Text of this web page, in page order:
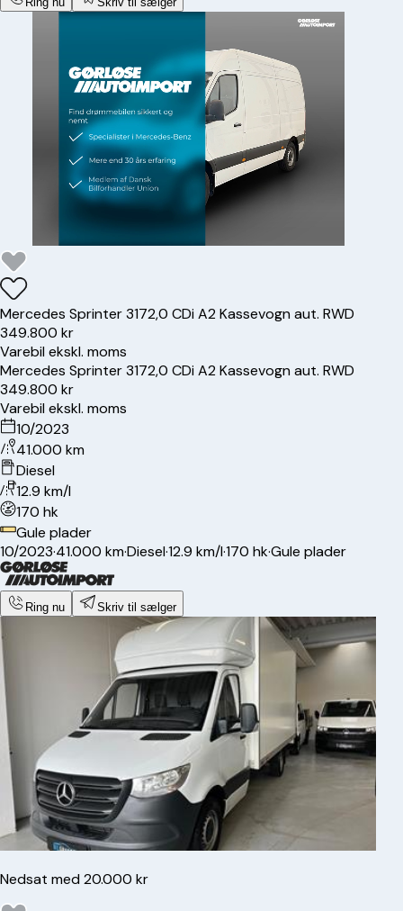
Mercedes Sprinter 3172,0 CDi A2 Kassevogn aut. RWD
349.800 kr
Varebil ekskl. moms
Mercedes Sprinter 3172,0 CDi A2 Kassevogn aut. RWD
349.800 kr
Varebil ekskl. moms
10/2023
41.000 km
Diesel
12.9 km/l
170 hk
Gule plader
10/2023·41.000 km·Diesel·12.9 km/l·170 hk·Gule plader
Ring nu Skriv til sælger
Nedsat med 20.000 kr